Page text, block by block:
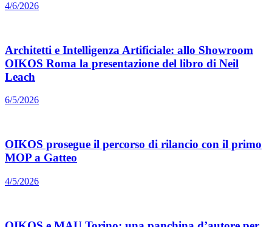
4/6/2026
Architetti e Intelligenza Artificiale: allo Showroom
OIKOS Roma la presentazione del libro di Neil
Leach
6/5/2026
OIKOS prosegue il percorso di rilancio con il primo
MOP a Gatteo
4/5/2026